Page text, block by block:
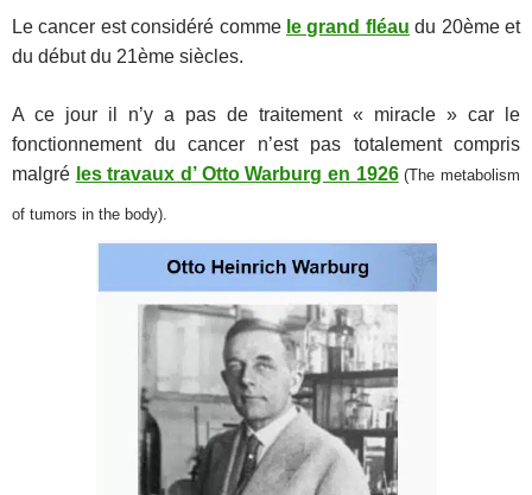
Le cancer est considéré comme le grand fléau du 20ème et
du début du 21ème siècles.
A ce jour il n’y a pas de traitement « miracle » car le
fonctionnement du cancer n’est pas totalement compris
malgré les travaux d’ Otto Warburg en 1926 (The metabolism
of tumors in the body).